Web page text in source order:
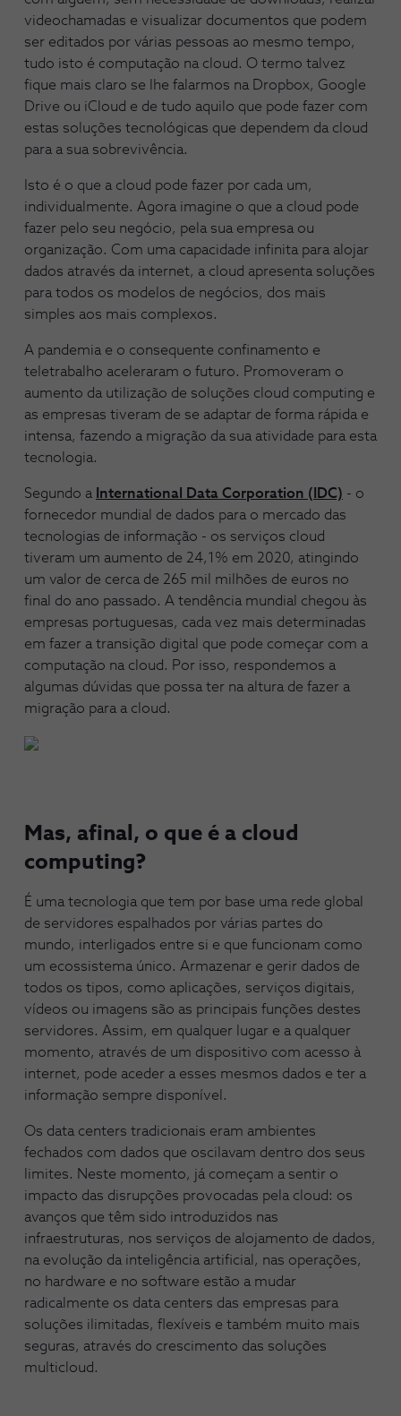
videochamadas e visualizar documentos que podem
ser editados por várias pessoas ao mesmo tempo,
tudo isto é computação na cloud. O termo talvez
fique mais claro se lhe falarmos na Dropbox, Google
Drive ou iCloud e de tudo aquilo que pode fazer com
estas soluções tecnológicas que dependem da cloud
para a sua sobrevivência.
Isto é o que a cloud pode fazer por cada um,
individualmente. Agora imagine o que a cloud pode
fazer pelo seu negócio, pela sua empresa ou
organização. Com uma capacidade infinita para alojar
dados através da internet, a cloud apresenta soluções
para todos os modelos de negócios, dos mais
simples aos mais complexos.
A pandemia e o consequente confinamento e
teletrabalho aceleraram o futuro. Promoveram o
aumento da utilização de soluções cloud computing e
as empresas tiveram de se adaptar de forma rápida e
intensa, fazendo a migração da sua atividade para esta
tecnologia.
Segundo a International Data Corporation (IDC) - o
fornecedor mundial de dados para o mercado das
tecnologias de informação - os serviços cloud
tiveram um aumento de 24,1% em 2020, atingindo
um valor de cerca de 265 mil milhões de euros no
final do ano passado. A tendência mundial chegou às
empresas portuguesas, cada vez mais determinadas
em fazer a transição digital que pode começar com a
computação na cloud. Por isso, respondemos a
algumas dúvidas que possa ter na altura de fazer a
migração para a cloud.
Mas, afinal, o que é a cloud
computing?
É uma tecnologia que tem por base uma rede global
de servidores espalhados por várias partes do
mundo, interligados entre si e que funcionam como
um ecossistema único. Armazenar e gerir dados de
todos os tipos, como aplicações, serviços digitais,
vídeos ou imagens são as principais funções destes
servidores. Assim, em qualquer lugar e a qualquer
momento, através de um dispositivo com acesso à
internet, pode aceder a esses mesmos dados e ter a
informação sempre disponível.
Os data centers tradicionais eram ambientes
fechados com dados que oscilavam dentro dos seus
limites. Neste momento, já começam a sentir o
impacto das disrupções provocadas pela cloud: os
avanços que têm sido introduzidos nas
infraestruturas, nos serviços de alojamento de dados,
na evolução da inteligência artificial, nas operações,
no hardware e no software estão a mudar
radicalmente os data centers das empresas para
soluções ilimitadas, flexíveis e também muito mais
seguras, através do crescimento das soluções
multicloud.